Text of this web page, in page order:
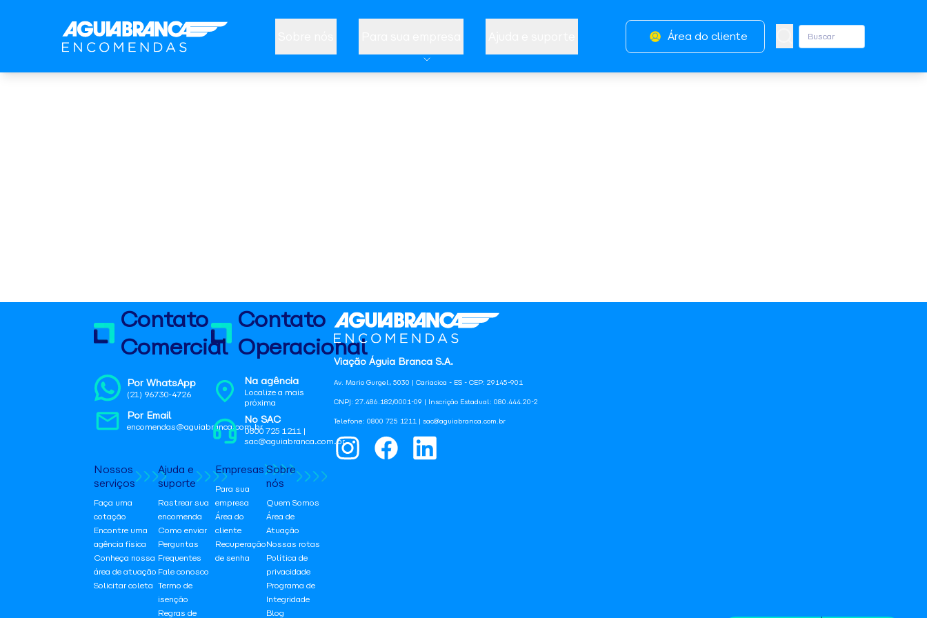
Área do cliente
Viação Águia Branca S.A.
Av. Mario Gurgel, 5030 | Cariacica - ES - CEP: 29145-901
CNPJ: 27.486.182/0001-09 | Inscrição Estadual: 080.444.20-2
Telefone: 0800 725 1211 | sac@aguiabranca.com.br
Contato
Comercial
Por WhatsApp
(21) 96730-4726
Por Email
encomendas@aguiabranca.com.br
Contato
Operacional
Na agência
Localize a mais
próxima
No SAC
0800 725 1211 |
sac@aguiabranca.com.br
Nossos
serviços
Faça uma
cotação
Encontre uma
agência física
Conheça nossa
área de atuação
Solicitar coleta
Ajuda e
suporte
Rastrear sua
encomenda
Como enviar
Perguntas
Frequentes
Fale conosco
Termo de
isenção
Regras de
Empresas
Para sua
empresa
Área do
cliente
Recuperação
de senha
Sobre
nós
Quem Somos
Área de
Atuação
Nossas rotas
Política de
privacidade
Programa de
Integridade
Blog